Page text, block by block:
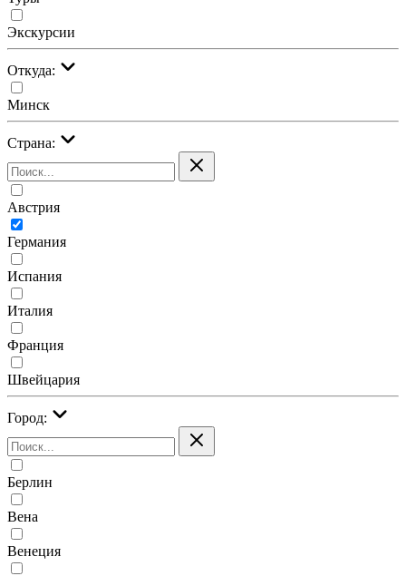
Экскурсии
Откуда:
Минск
Страна:
Австрия
Германия
Испания
Италия
Франция
Швейцария
Город:
Берлин
Вена
Венеция